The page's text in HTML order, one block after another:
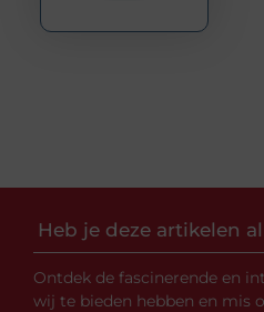
Heb je deze artikelen
Ontdek de fascinerende en
wij te bieden hebben en mis